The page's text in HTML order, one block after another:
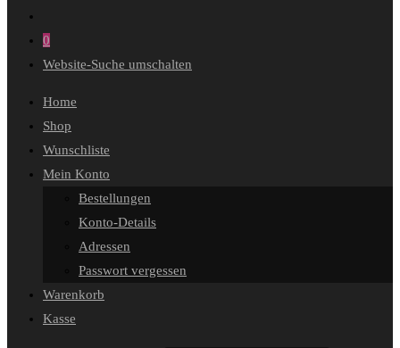
0
Website-Suche umschalten
Home
Shop
Wunschliste
Mein Konto
Bestellungen
Konto-Details
Adressen
Passwort vergessen
Warenkorb
Kasse